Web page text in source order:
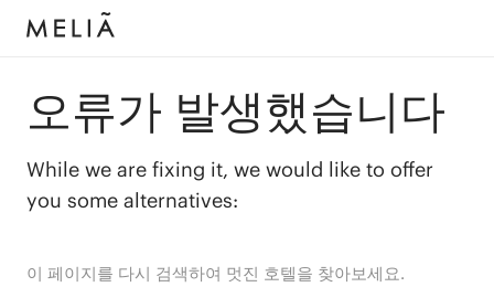
오류가 발생했습니다
While we are fixing it, we would like to offer
you some alternatives:
이 페이지를 다시 검색하여 멋진 호텔을 찾아보세요.